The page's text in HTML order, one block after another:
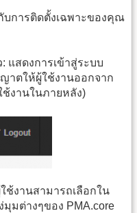
การติดตั้งเฉพาะของคุณ
แสดงการเข้าสู่ระบบ
าตให้ผู้ใช้งานออกจาก
ช้งานในภายหลัง)
ช้งานสามารถเลือกใน
มต่างๆของ PMA.core